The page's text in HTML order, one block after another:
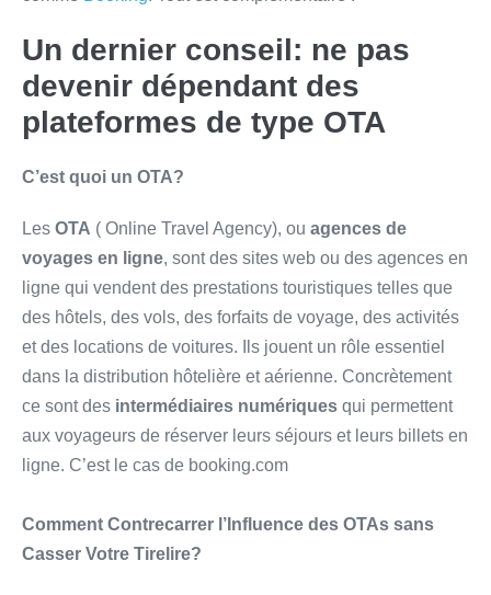
Un dernier conseil: ne pas
devenir dépendant des
plateformes de type OTA
C’est quoi un OTA?
Les OTA ( Online Travel Agency), ou agences de
voyages en ligne, sont des sites web ou des agences en
ligne qui vendent des prestations touristiques telles que
des hôtels, des vols, des forfaits de voyage, des activités
et des locations de voitures. Ils jouent un rôle essentiel
dans la distribution hôtelière et aérienne. Concrètement
ce sont des intermédiaires numériques qui permettent
aux voyageurs de réserver leurs séjours et leurs billets en
ligne. C’est le cas de booking.com
Comment Contrecarrer l’Influence des OTAs sans
Casser Votre Tirelire?